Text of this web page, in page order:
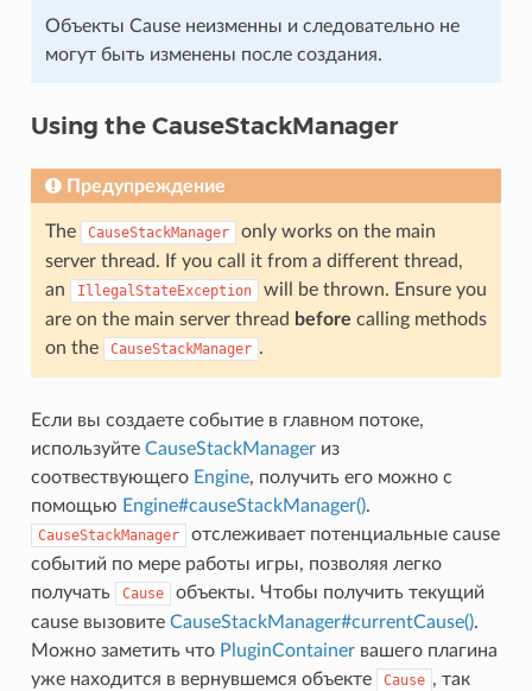
Объекты Cause неизменны и следовательно не
могут быть изменены после создания.
Using the CauseStackManager
Предупреждение
The CauseStackManager
only works on the main
server thread. If you call it from a different thread,
an
IllegalStateException
will be thrown. Ensure you
are on the main server thread before calling methods
on the
CauseStackManager .
Если вы создаете событие в главном потоке,
используйте CauseStackManagerиз
соотвествующего Engine, получить его можно с
помощью Engine#causeStackManager().
CauseStackManager
отслеживает потенциальные cause
событий по мере работы игры, позволяя легко
получать
Cause
объекты. Чтобы получить текущий
cause вызовите CauseStackManager#currentCause().
Можно заметить что PluginContainerвашего плагина
уже находится в вернувшемся объекте
Cause , так